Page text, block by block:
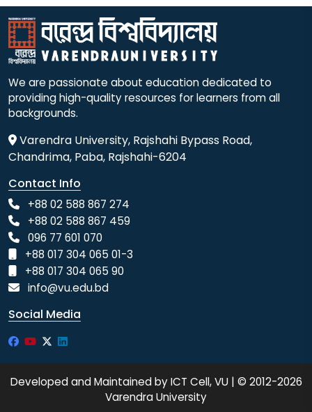
We are passionate about education dedicated to
providing high-quality resources for learners from all
backgrounds.
Varendra University, Rajshahi Bypass Road,
Chandrima, Paba, Rajshahi-6204
Contact Info
+88 02 588 867 274
+88 02 588 867 459
096 77 601 070
+88 017 304 065 01-3
+88 017 304 065 90
info@vu.edu.bd
Social Media
Developed and Maintained by ICT Cell, VU | © 2012-2026
Varendra University